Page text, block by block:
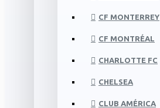
CF MONTERREY
CF MONTRÉAL
CHARLOTTE FC
CHELSEA
CLUB AMÉRICA